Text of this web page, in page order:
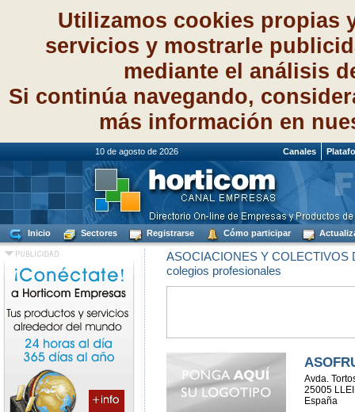
Utilizamos cookies propias
servicios y mostrarle
mediante el análisis
Si continúa navegando,
más información en
10 de agosto de 2026 Canales
Inicio Sectores Registrarse Cómo participar
ASOCIACIONES Y COLECTIVOS
colegios profesionales
Avda.
25005
España